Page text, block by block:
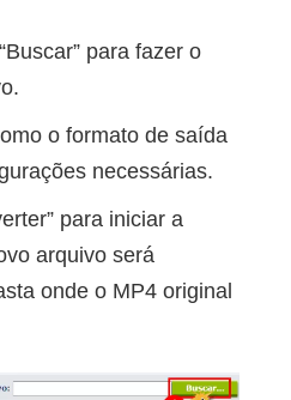
para fazer o
o formato de saída
necessárias.
para iniciar a
arquivo será
onde o MP4 original